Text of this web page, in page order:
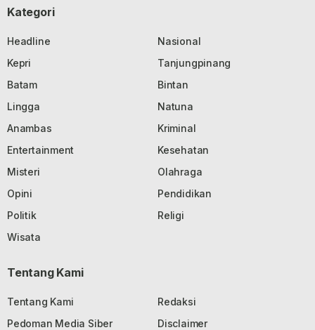
Kategori
Headline
Nasional
Kepri
Tanjungpinang
Batam
Bintan
Lingga
Natuna
Anambas
Kriminal
Entertainment
Kesehatan
Misteri
Olahraga
Opini
Pendidikan
Politik
Religi
Wisata
Tentang Kami
Tentang Kami
Redaksi
Pedoman Media Siber
Disclaimer